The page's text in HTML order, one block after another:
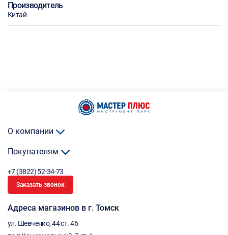
Производитель
Китай
О компании
Покупателям
+7 (3822) 52-34-73
Заказать звонок
Адреса магазинов в г. Томск
ул. Шевченко, 44 ст. 46